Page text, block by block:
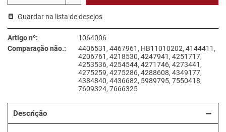
Guardar na lista de desejos
Artigo nº:
1064006
Comparação não.:
4406531, 4467961, HB11010202, 4144411,
4206761, 4218530, 4247941, 4251717,
4253536, 4254544, 4271746, 4273441,
4275259, 4275286, 4288608, 4349177,
4384840, 4436682, 5989795, 7550418,
7609324, 7666325
Descrição